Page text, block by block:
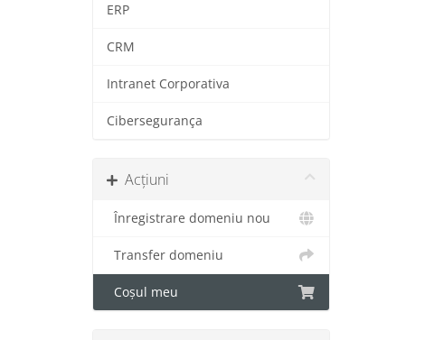
ERP
CRM
Intranet Corporativa
Cibersegurança
Acțiuni
Înregistrare domeniu nou
Transfer domeniu
Coșul meu